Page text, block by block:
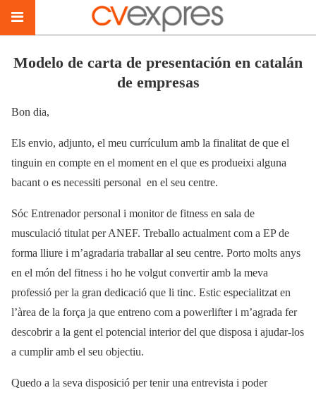
Modelo de carta de presentación en catalán
de empresas
Bon dia,
Els envio, adjunto, el meu currículum amb la finalitat de que el
tinguin en compte en el moment en el que es produeixi alguna
bacant o es necessiti personal en el seu centre.
Sóc Entrenador personal i monitor de fitness en sala de
musculació titulat per ANEF. Treballo actualment com a EP de
forma lliure i m’agradaria traballar al seu centre. Porto molts anys
en el món del fitness i ho he volgut convertir amb la meva
professió per la gran dedicació que li tinc. Estic especialitzat en
l’àrea de la força ja que entreno com a powerlifter i m’agrada fer
descobrir a la gent el potencial interior del que disposa i ajudar-los
a cumplir amb el seu objectiu.
Quedo a la seva disposició per tenir una entrevista i poder